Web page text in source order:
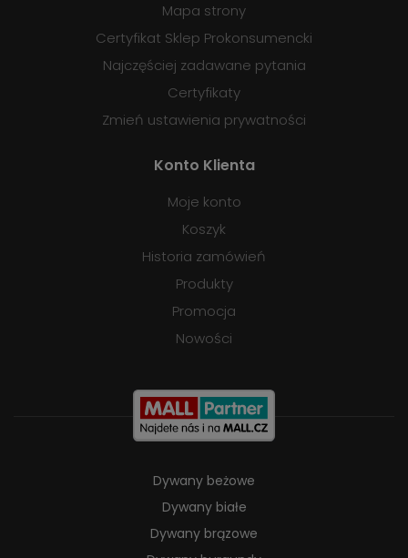
Mapa strony
Certyfikat Sklep Prokonsumencki
Najczęściej zadawane pytania
Certyfikaty
Zmień ustawienia prywatności
Konto Klienta
Moje konto
Koszyk
Historia zamówień
Produkty
Promocja
Nowości
Dywany beżowe
Dywany białe
Dywany brązowe